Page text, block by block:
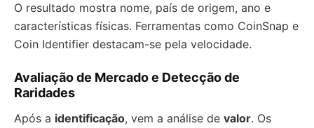
O resultado mostra nome, país de origem, ano e
características físicas. Ferramentas como CoinSnap e
Coin Identifier destacam-se pela velocidade.
Avaliação de Mercado e Detecção de
Raridades
Após a identificação, vem a análise de valor. Os